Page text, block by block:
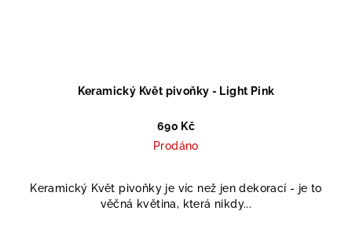
Keramický Květ pivoňky - Light Pink
690 Kč
Prodáno
Keramický Květ pivoňky je víc než jen dekorací - je to
věčná květina, která nikdy...